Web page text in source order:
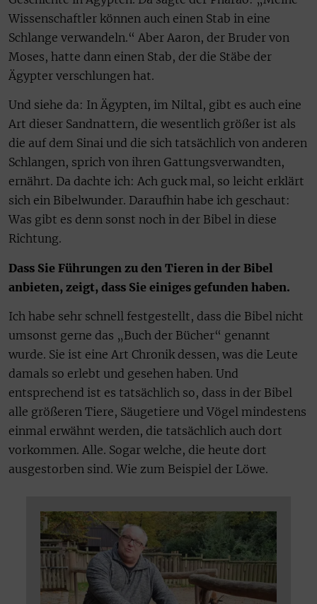
Wissenschaftler können auch einen Stab in eine
Schlange verwandeln.“ Aber Aaron, der Bruder von
Moses, hatte dann einen Stab, der die Stäbe der
Ägypter verschlungen hat.
Und siehe da: In Ägypten, im Niltal, gibt es auch eine
Art dieser Sandnattern, die wesentlich größer ist als
die auf dem Sinai und die sich tatsächlich von anderen
Schlangen, sprich von ihren Gattungsverwandten,
ernährt. Da dachte ich: Ach guck mal, so leicht erklärt
sich ein Bibelwunder. Daraufhin habe ich geschaut:
Was gibt es denn sonst noch in der Bibel in diese
Richtung.
Dass Sie Führungen zu den Tieren in der Bibel
anbieten, zeigt, dass Sie einiges gefunden haben.
Ich habe sehr schnell festgestellt, dass die Bibel nicht
umsonst gerne das „Buch der Bücher“ genannt
wurde. Sie ist eine Art Chronik dessen, was die Leute
damals so erlebt und gesehen haben. Und
entsprechend ist es tatsächlich so, dass in der Bibel
alle größeren Tiere, Säugetiere und Vögel mindestens
einmal erwähnt werden, die tatsächlich auch dort
vorkommen. Alle. Sogar welche, die heute dort
ausgestorben sind. Wie zum Beispiel der Löwe.